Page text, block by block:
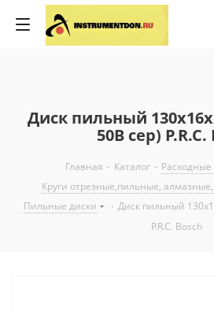
Диск пильный
50В сер) P.R.C.
Главная - Каталог -
Круги отрезные,пильные,
Пильные диски
- Диск пильный
P.R.C. Bosch